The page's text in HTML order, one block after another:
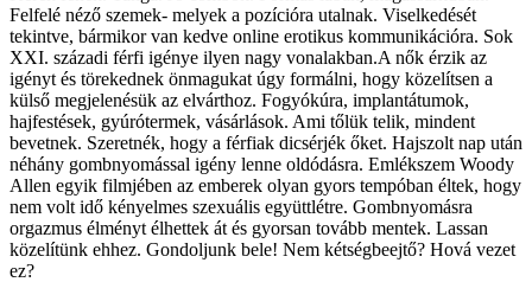
Felfelé néző szemek- melyek a pozícióra utalnak. Viselkedését
tekintve, bármikor van kedve online erotikus kommunikációra. Sok
XXI. századi férfi igénye ilyen nagy vonalakban.A nők érzik az
igényt és törekednek önmagukat úgy formálni, hogy közelítsen a
külső megjelenésük az elvárthoz. Fogyókúra, implantátumok,
hajfestések, gyúrótermek, vásárlások. Ami tőlük telik, mindent
bevetnek. Szeretnék, hogy a férfiak dicsérjék őket. Hajszolt nap után
néhány gombnyomással igény lenne oldódásra. Emlékszem Woody
Allen egyik filmjében az emberek olyan gyors tempóban éltek, hogy
nem volt idő kényelmes szexuális együttlétre. Gombnyomásra
orgazmus élményt élhettek át és gyorsan tovább mentek. Lassan
közelítünk ehhez. Gondoljunk bele! Nem kétségbeejtő? Hová vezet
ez?